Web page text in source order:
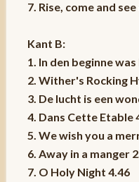
7. Rise, come and
Kant B:
1. In den beginne
2. Wither's Rocking
3. De lucht is een
4. Dans Cette Etable
5. We wish you a
6. Away in a manger
7. O Holy Night 4.46